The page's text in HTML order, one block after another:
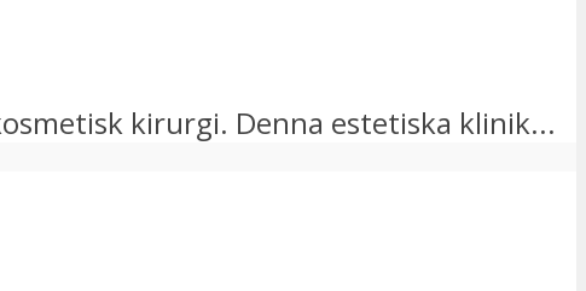
kirurgi. Denna estetiska klinik...